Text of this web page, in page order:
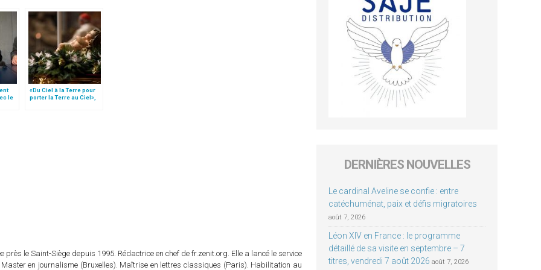
le
«Du Ciel à la Terre pour
porter la Terre au Ciel»,
le Saint-Siège depuis 1995. Rédactrice en chef de fr.zenit.org. Elle a lancé le service
en journalisme (Bruxelles). Maîtrise en lettres classiques (Paris). Habilitation au
DERNIÈRES NOUVELLES
Le cardinal Aveline se confie : entre
catéchuménat, paix et défis migratoires
août 7, 2026
Léon XIV en France : le programme
détaillé de sa visite en septembre – 7
titres, vendredi 7 août 2026 août 7, 2026